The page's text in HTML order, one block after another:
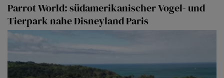
Parrot World: südamerikanischer Vogel- und
Tierpark nahe Disneyland Paris